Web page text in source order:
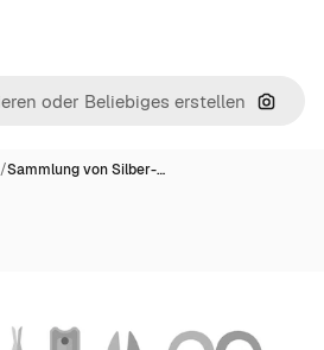
Nach
/Sammlung von Silber-…